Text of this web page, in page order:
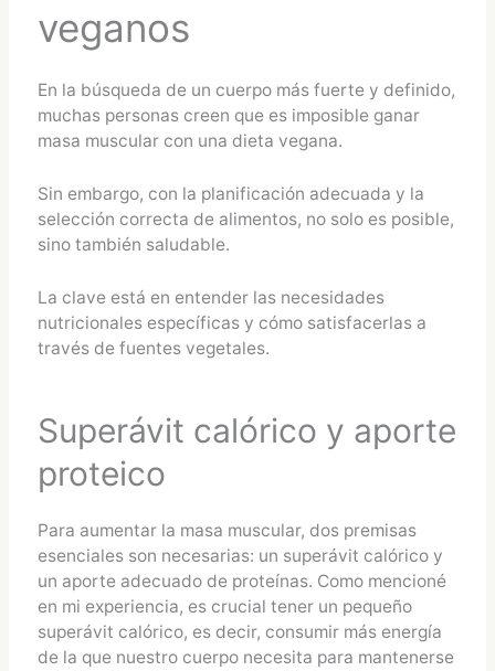
veganos
En la búsqueda de un cuerpo más fuerte y definido,
muchas personas creen que es imposible ganar
masa muscular con una dieta vegana.
Sin embargo, con la planificación adecuada y la
selección correcta de alimentos, no solo es posible,
sino también saludable.
La clave está en entender las necesidades
nutricionales específicas y cómo satisfacerlas a
través de fuentes vegetales.
Superávit calórico y aporte
proteico
Para aumentar la masa muscular, dos premisas
esenciales son necesarias: un superávit calórico y
un aporte adecuado de proteínas. Como mencioné
en mi experiencia, es crucial tener un pequeño
superávit calórico, es decir, consumir más energía
de la que nuestro cuerpo necesita para mantenerse